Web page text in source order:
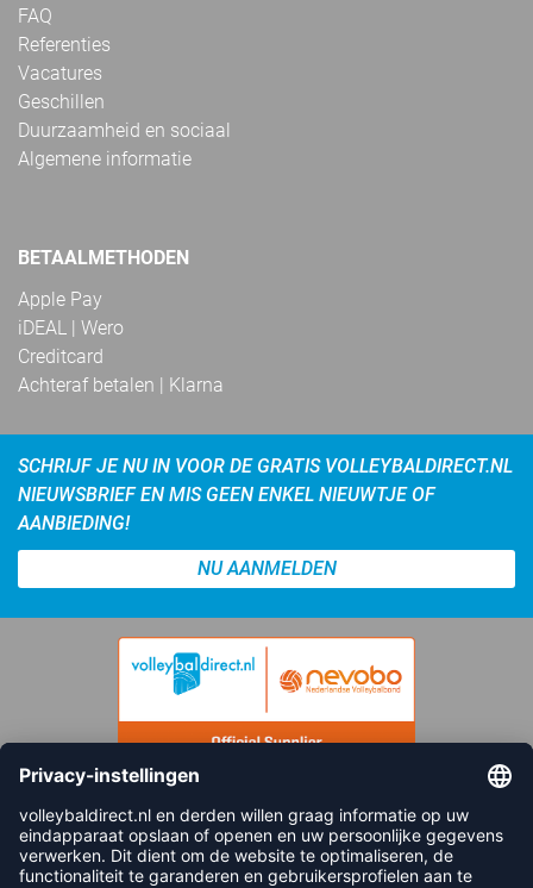
FAQ
Referenties
Vacatures
Geschillen
Duurzaamheid en sociaal
Algemene informatie
BETAALMETHODEN
Apple Pay
iDEAL | Wero
Creditcard
Achteraf betalen | Klarna
SCHRIJF JE NU IN VOOR DE GRATIS VOLLEYBALDIRECT.NL
NIEUWSBRIEF EN MIS GEEN ENKEL NIEUWTJE OF
AANBIEDING!
NU AANMELDEN